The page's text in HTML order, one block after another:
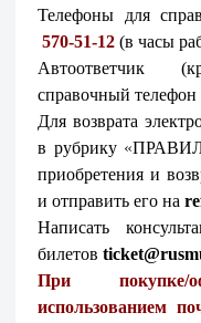
Телефоны для
570-51-12 (в часы
Автоответчик
справочный телефон
Для возврата
в рубрику «
приобретения и
и отправить его на
Написать
билетов
При покупке/
использованием